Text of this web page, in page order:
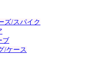
ズ/スパイク
ブ
/ケース